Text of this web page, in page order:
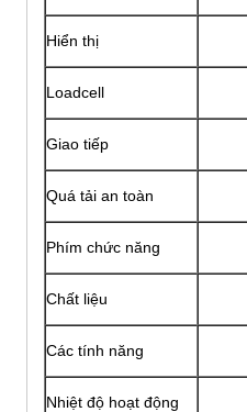
Hiển thị
Loadcell
Giao tiếp
Quá tải an toàn
Phím chức năng
Chất liệu
Các tính năng
Nhiệt độ hoạt động